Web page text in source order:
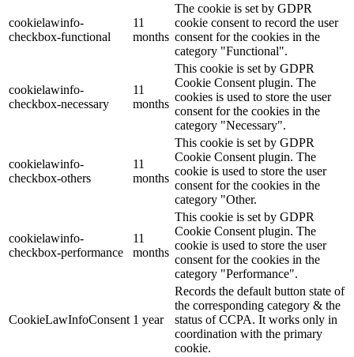
cookielawinfo-
checkbox-functional
11
months
The cookie is set by GDPR
cookie consent to record the user
consent for the cookies in the
category "Functional".
cookielawinfo-
checkbox-necessary
11
months
This cookie is set by GDPR
Cookie Consent plugin. The
cookies is used to store the user
consent for the cookies in the
category "Necessary".
cookielawinfo-
checkbox-others
11
months
This cookie is set by GDPR
Cookie Consent plugin. The
cookie is used to store the user
consent for the cookies in the
category "Other.
cookielawinfo-
checkbox-performance
11
months
This cookie is set by GDPR
Cookie Consent plugin. The
cookie is used to store the user
consent for the cookies in the
category "Performance".
CookieLawInfoConsent 1 year
Records the default button state of
the corresponding category & the
status of CCPA. It works only in
coordination with the primary
cookie.